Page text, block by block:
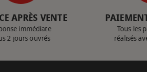
APRÈS VENTE
immédiate
2 jours ouvrés
Tous les
réalisés